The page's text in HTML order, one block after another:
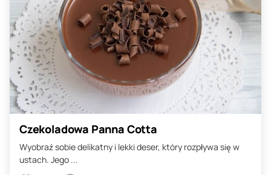
Czekoladowa Panna Cotta
Wyobraź sobie delikatny i lekki deser, który rozpływa się w
ustach. Jego ...